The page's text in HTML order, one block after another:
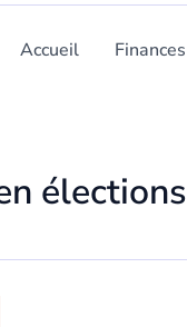
Accueil Finances
élections